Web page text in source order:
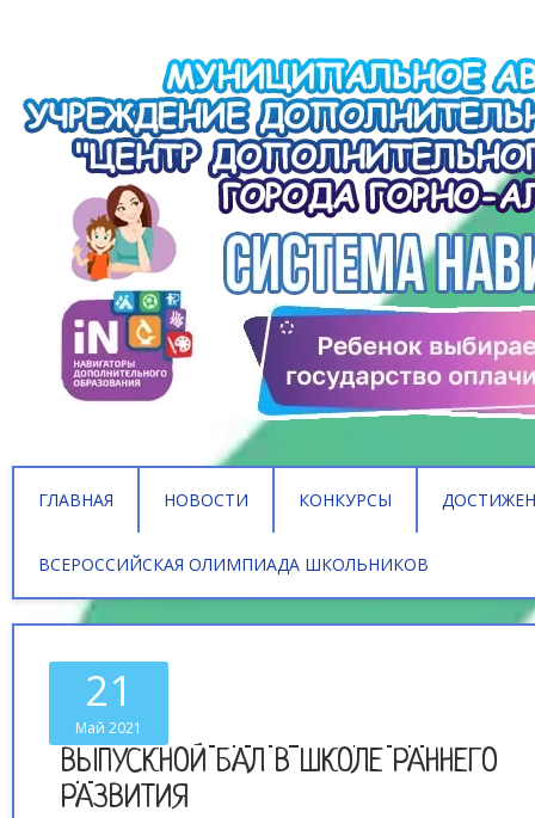
ГЛАВНАЯ НОВОСТИ КОНКУРСЫ
ВСЕРОССИЙСКАЯ ОЛИМПИАДА ШКОЛЬНИКОВ
21
Май 2021
ВЫПУСКНОЙ БАЛ В ШКОЛЕ РАННЕГО
РАЗВИТИЯ